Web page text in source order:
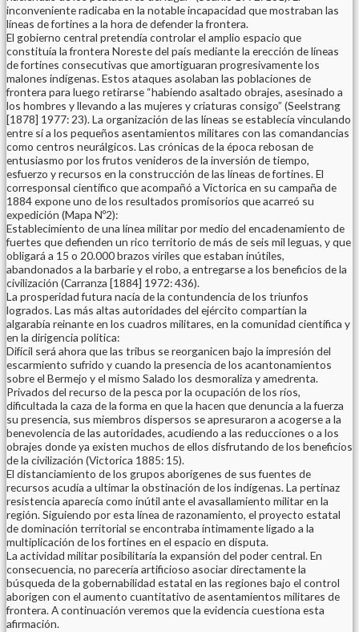
inconveniente radicaba en la notable incapacidad que mostraban las
líneas de fortines a la hora de defender la frontera.
El gobierno central pretendía controlar el amplio espacio que
constituía la frontera Noreste del país mediante la erección de líneas
de fortines consecutivas que amortiguaran progresivamente los
malones indígenas. Estos ataques asolaban las poblaciones de
frontera para luego retirarse “habiendo asaltado obrajes, asesinado a
los hombres y llevando a las mujeres y criaturas consigo” (Seelstrang
[1878] 1977: 23). La organización de las líneas se establecía vinculando
entre sí a los pequeños asentamientos militares con las comandancias
como centros neurálgicos. Las crónicas de la época rebosan de
entusiasmo por los frutos venideros de la inversión de tiempo,
esfuerzo y recursos en la construcción de las líneas de fortines. El
corresponsal científico que acompañó a Victorica en su campaña de
1884 expone uno de los resultados promisorios que acarreó su
expedición (Mapa Nº2):
Establecimiento de una línea militar por medio del encadenamiento de
fuertes que defienden un rico territorio de más de seis mil leguas, y que
obligará a 15 o 20.000 brazos viriles que estaban inútiles,
abandonados a la barbarie y el robo, a entregarse a los beneficios de la
civilización (Carranza [1884] 1972: 436).
La prosperidad futura nacía de la contundencia de los triunfos
logrados. Las más altas autoridades del ejército compartían la
algarabía reinante en los cuadros militares, en la comunidad científica y
en la dirigencia política:
Difícil será ahora que las tribus se reorganicen bajo la impresión del
escarmiento sufrido y cuando la presencia de los acantonamientos
sobre el Bermejo y el mismo Salado los desmoraliza y amedrenta.
Privados del recurso de la pesca por la ocupación de los ríos,
dificultada la caza de la forma en que la hacen que denuncia a la fuerza
su presencia, sus miembros dispersos se apresuraron a acogerse a la
benevolencia de las autoridades, acudiendo a las reducciones o a los
obrajes donde ya existen muchos de ellos disfrutando de los beneficios
de la civilización (Victorica 1885: 15).
El distanciamiento de los grupos aborígenes de sus fuentes de
recursos acudía a ultimar la obstinación de los indígenas. La pertinaz
resistencia aparecía como inútil ante el avasallamiento militar en la
región. Siguiendo por esta línea de razonamiento, el proyecto estatal
de dominación territorial se encontraba íntimamente ligado a la
multiplicación de los fortines en el espacio en disputa.
La actividad militar posibilitaría la expansión del poder central. En
consecuencia, no parecería artificioso asociar directamente la
búsqueda de la gobernabilidad estatal en las regiones bajo el control
aborigen con el aumento cuantitativo de asentamientos militares de
frontera. A continuación veremos que la evidencia cuestiona esta
afirmación.